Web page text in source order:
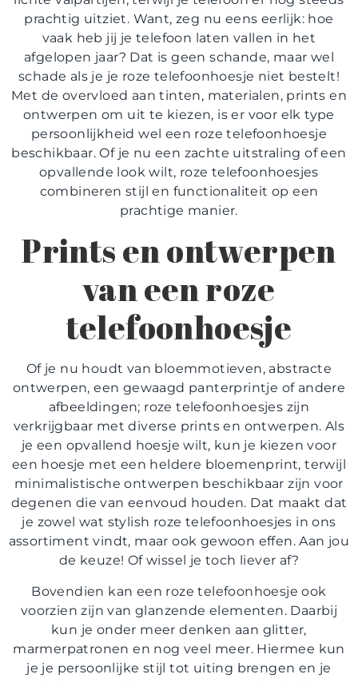
prachtig uitziet. Want, zeg nu eens eerlijk: hoe
vaak heb jij je telefoon laten vallen in het
afgelopen jaar? Dat is geen schande, maar wel
schade als je je roze telefoonhoesje niet bestelt!
Met de overvloed aan tinten, materialen, prints en
ontwerpen om uit te kiezen, is er voor elk type
persoonlijkheid wel een roze telefoonhoesje
beschikbaar. Of je nu een zachte uitstraling of een
opvallende look wilt, roze telefoonhoesjes
combineren stijl en functionaliteit op een
prachtige manier.
Prints en ontwerpen
van een roze
telefoonhoesje
Of je nu houdt van bloemmotieven, abstracte
ontwerpen, een gewaagd panterprintje of andere
afbeeldingen; roze telefoonhoesjes zijn
verkrijgbaar met diverse prints en ontwerpen. Als
je een opvallend hoesje wilt, kun je kiezen voor
een hoesje met een heldere bloemenprint, terwijl
minimalistische ontwerpen beschikbaar zijn voor
degenen die van eenvoud houden. Dat maakt dat
je zowel wat stylish roze telefoonhoesjes in ons
assortiment vindt, maar ook gewoon effen. Aan jou
de keuze! Of wissel je toch liever af?
Bovendien kan een roze telefoonhoesje ook
voorzien zijn van glanzende elementen. Daarbij
kun je onder meer denken aan glitter,
marmerpatronen en nog veel meer. Hiermee kun
je je persoonlijke stijl tot uiting brengen en je